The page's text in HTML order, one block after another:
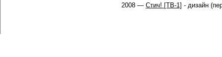
2008 — Стич! [ТВ-1] - дизайн